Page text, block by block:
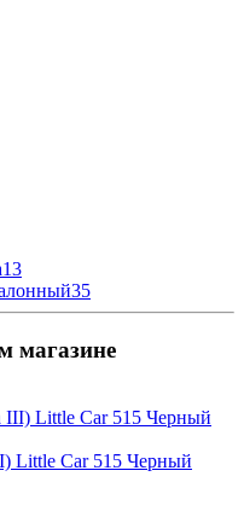
13
35
магазине
Little Car 515 Черный